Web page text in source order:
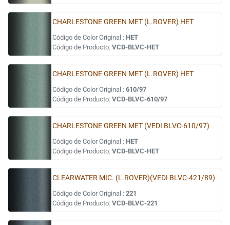
CHARLESTONE GREEN MET (L.ROVER) HET
Código de Color Original : HET
Código de Producto: VCD-BLVC-HET
CHARLESTONE GREEN MET (L.ROVER) HET
Código de Color Original : 610/97
Código de Producto: VCD-BLVC-610/97
CHARLESTONE GREEN MET (VEDI BLVC-610/97)
Código de Color Original : HET
Código de Producto: VCD-BLVC-HET
CLEARWATER MIC. (L.ROVER)(VEDI BLVC-421/89)
Código de Color Original : 221
Código de Producto: VCD-BLVC-221